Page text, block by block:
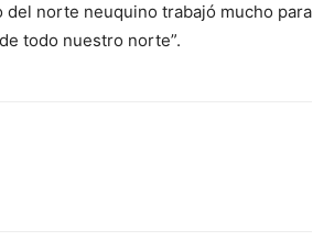
del norte neuquino trabajó mucho para
todo nuestro norte”.